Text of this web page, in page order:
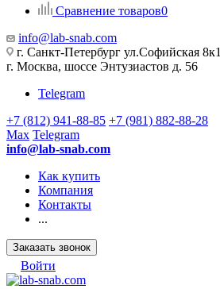
Сравнение товаров0
info@lab-snab.com
г. Санкт-Петербург ул.Софийская 8к1
г. Москва, шоссе Энтузиастов д. 56
Telegram
+7 (812) 941-88-85 +7 (981) 882-88-28
Max Telegram
info@lab-snab.com
Как купить
Компания
Контакты
...
Заказать звонок
Войти